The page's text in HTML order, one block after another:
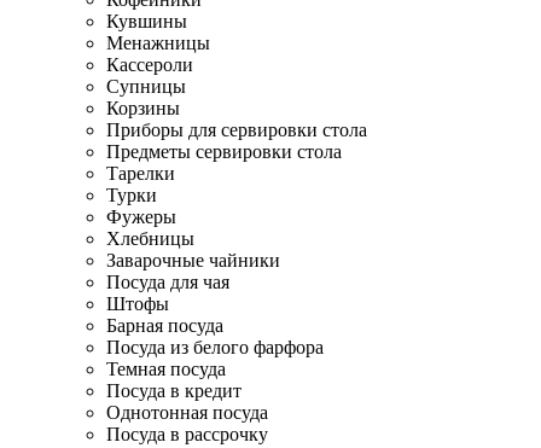
Кувшины
Менажницы
Кассероли
Супницы
Корзины
Приборы для сервировки стола
Предметы сервировки стола
Тарелки
Турки
Фужеры
Хлебницы
Заварочные чайники
Посуда для чая
Штофы
Барная посуда
Посуда из белого фарфора
Темная посуда
Посуда в кредит
Однотонная посуда
Посуда в рассрочку